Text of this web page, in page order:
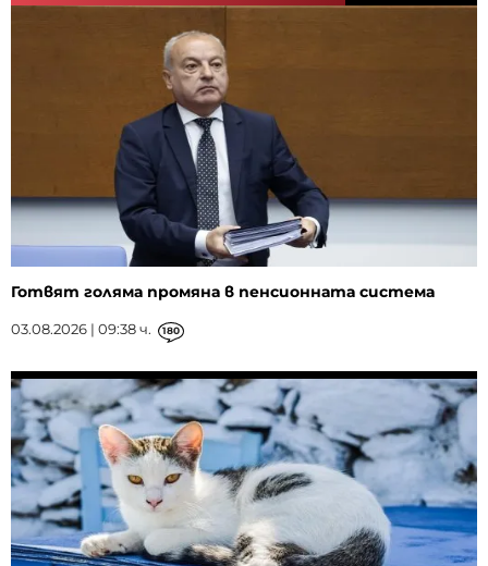
Готвят голяма промяна в пенсионната система
03.08.2026 | 09:38 ч. 180